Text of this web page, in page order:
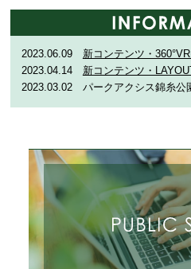
2023.06.09 新コンテンツ・
2023.04.14 新コンテンツ・
2023.03.02 パークアクシス錦糸